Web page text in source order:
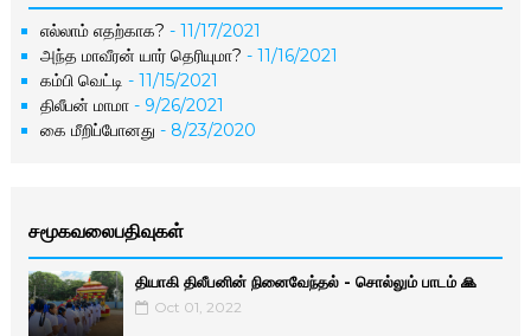
எல்லாம் எதற்காக? - 11/17/2021
அந்த மாவீரன் யார் தெரியுமா? - 11/16/2021
கம்பி வெட்டி - 11/15/2021
திலீபன் மாமா- 9/26/2021
கை மீறிப்போனது - 8/23/2020
சமூகவலைபதிவுகள்
தியாகி திலீபனின் நினைவேந்தல் - சொல்லும் பாடம் 🙏
Oct 01, 2022